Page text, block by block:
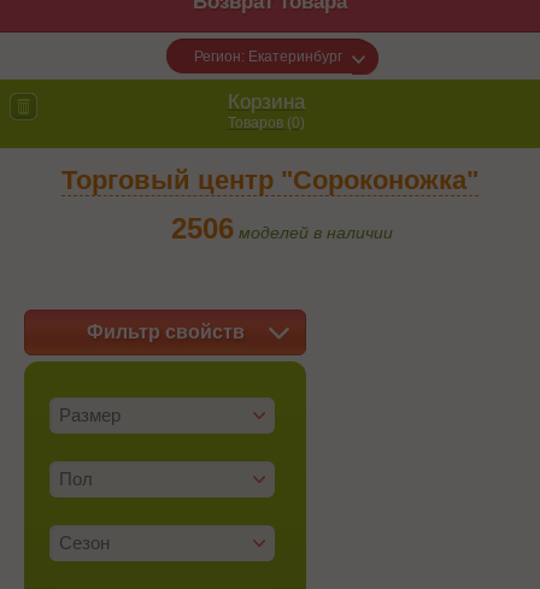
Регион: Екатеринбург
Корзина
Товаров (0)
Торговый центр "Сороконожка"
2506 моделей в наличии
Фильтр свойств
Размер
Пол
Сезон